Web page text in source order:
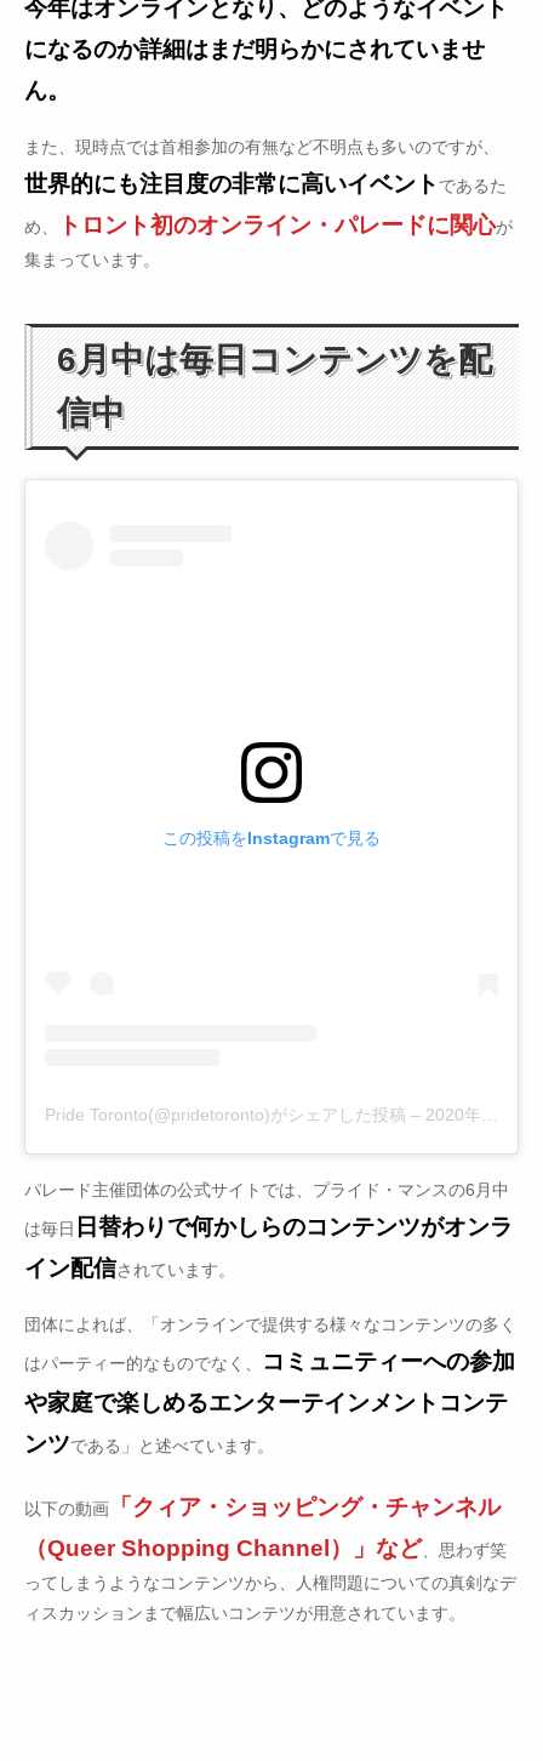
今年はオンラインとなり、どのようなイベント
になるのか詳細はまだ明らかにされていませ
ん。
また、現時点では首相参加の有無など不明点も多いのですが、
世界的にも注目度の非常に高いイベント であるた
め、 トロント初のオンライン・パレードに関心が
集まっています。
6月中は毎日コンテンツを配
信中
この投稿をInstagramで見る
Pride Toronto(@pridetoronto)がシェアした投稿 – 2020年 6月月17日午前3時45分PDT
パレード主催団体の公式サイトでは、プライド・マンスの6月中
は毎日 日替わりで何かしらのコンテンツがオンラ
イン配信されています。
団体によれば、「オンラインで提供する様々なコンテンツの多く
はパーティー的なものでなく、
コミュニティーへの参加
や家庭で楽しめるエンターテインメントコンテ
ンツである」と述べています。
以下の動画
「クィア・ショッピング・チャンネル
（Queer Shopping Channel）」など、思わず笑
ってしまうようなコンテンツから、人権問題についての真剣なデ
ィスカッションまで幅広いコンテツが用意されています。